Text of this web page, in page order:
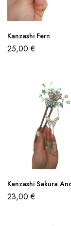
Kanzashi Fern
25,00€
Kanzashi Sakura
23,00€